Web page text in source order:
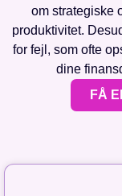
om strategiske
produktivitet.
for fejl, som ofte
dine
FÅ